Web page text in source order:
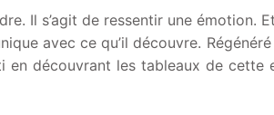
Il s’agit de ressentir une émotion.
avec ce qu’il découvre.
en découvrant les tableaux de cette